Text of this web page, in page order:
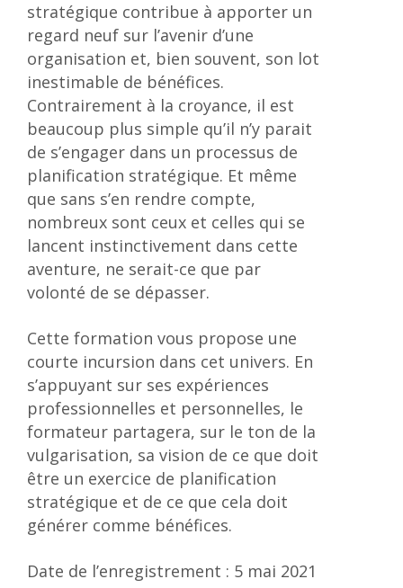
stratégique contribue à apporter un
regard neuf sur l’avenir d’une
organisation et, bien souvent, son lot
inestimable de bénéfices.
Contrairement à la croyance, il est
beaucoup plus simple qu’il n’y parait
de s’engager dans un processus de
planification stratégique. Et même
que sans s’en rendre compte,
nombreux sont ceux et celles qui se
lancent instinctivement dans cette
aventure, ne serait-ce que par
volonté de se dépasser.
Cette formation vous propose une
courte incursion dans cet univers. En
s’appuyant sur ses expériences
professionnelles et personnelles, le
formateur partagera, sur le ton de la
vulgarisation, sa vision de ce que doit
être un exercice de planification
stratégique et de ce que cela doit
générer comme bénéfices.
Date de l’enregistrement : 5 mai 2021